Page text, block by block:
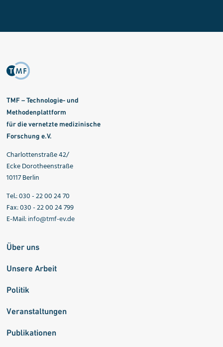
TMF – Technologie- und
Methodenplattform
für die vernetzte medizinische
Forschung e.V.
Charlottenstraße 42/
Ecke Dorotheenstraße
10117 Berlin
Tel.: 030 - 22 00 24 70
Fax: 030 - 22 00 24 799
E-Mail:info@tmf-ev.de
Über uns
Unsere Arbeit
Politik
Veranstaltungen
Publikationen